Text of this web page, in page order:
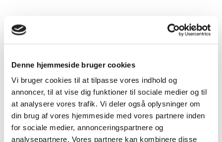
Denne hjemmeside bruger cookies
Vi bruger cookies til at tilpasse vores indhold og
annoncer, til at vise dig funktioner til sociale medier og til
at analysere vores trafik. Vi deler også oplysninger om
din brug af vores hjemmeside med vores partnere inden
for sociale medier, annonceringspartnere og
analysepartnere. Vores partnere kan kombinere disse